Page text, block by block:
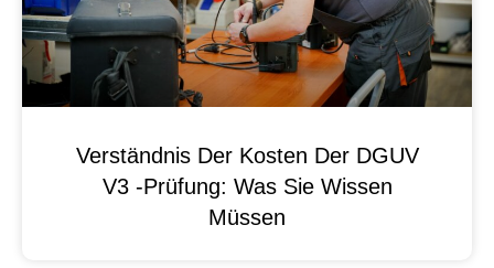
Verständnis Der Kosten Der DGUV
V3 -Prüfung: Was Sie Wissen
Müssen